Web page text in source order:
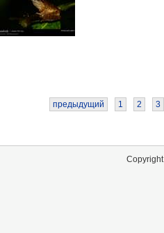
предыдущий 1 2 3